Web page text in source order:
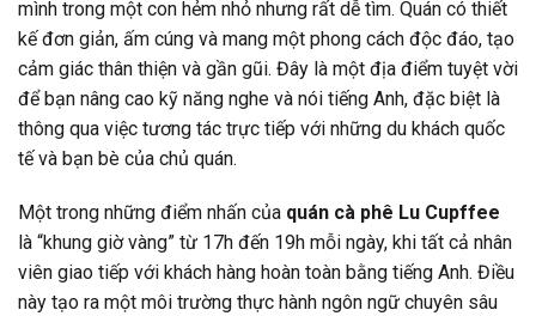
mình trong một con hẻm nhỏ nhưng rất dễ tìm. Quán có thiết
kế đơn giản, ấm cúng và mang một phong cách độc đáo, tạo
cảm giác thân thiện và gần gũi. Đây là một địa điểm tuyệt vời
để bạn nâng cao kỹ năng nghe và nói tiếng Anh, đặc biệt là
thông qua việc tương tác trực tiếp với những du khách quốc
tế và bạn bè của chủ quán.
Một trong những điểm nhấn của quán cà phê Lu Cupffee
là “khung giờ vàng” từ 17h đến 19h mỗi ngày, khi tất cả nhân
viên giao tiếp với khách hàng hoàn toàn bằng tiếng Anh. Điều
này tạo ra một môi trường thực hành ngôn ngữ chuyên sâu